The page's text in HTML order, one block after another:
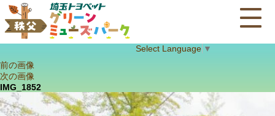
Select Language ▼
前の画像
次の画像
IMG_1852